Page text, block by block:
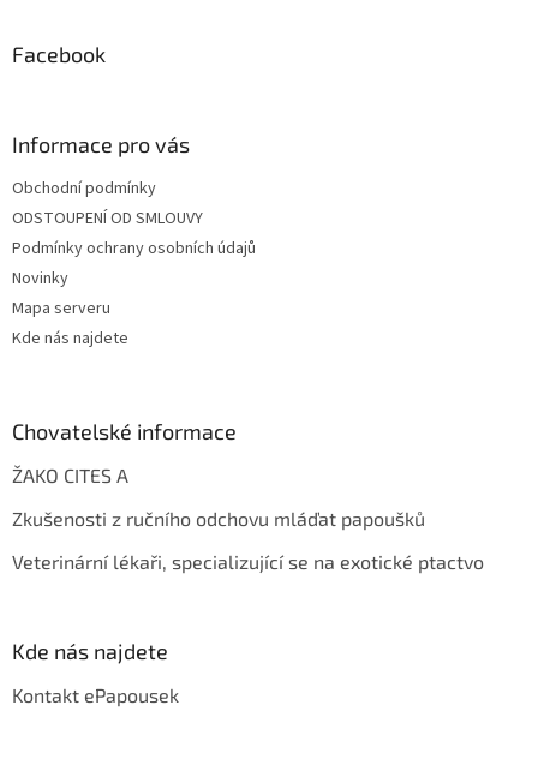
Facebook
Informace pro vás
Obchodní podmínky
ODSTOUPENÍ OD SMLOUVY
Podmínky ochrany osobních údajů
Novinky
Mapa serveru
Kde nás najdete
Chovatelské informace
ŽAKO CITES A
Zkušenosti z ručního odchovu mláďat papoušků
Veterinární lékaři, specializující se na exotické ptactvo
Kde nás najdete
Kontakt ePapousek